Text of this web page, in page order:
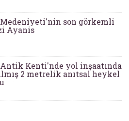
son görkemli
Ayanis
Antik Kenti'nde yol inşaatında
2 metrelik anıtsal heykel